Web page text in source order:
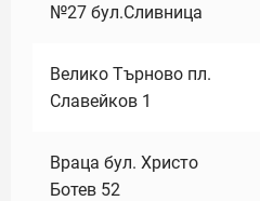
№27 бул.Сливница
Велико Търново пл.
Славейков 1
Враца бул. Христо
Ботев 52